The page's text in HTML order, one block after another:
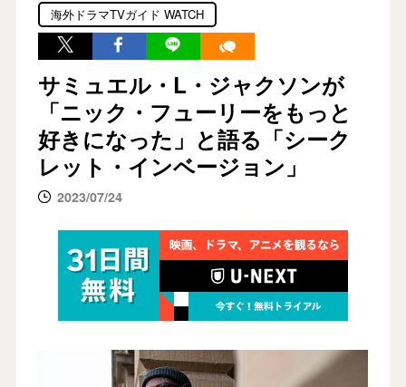
海外ドラマTVガイド WATCH
サミュエル・L・ジャクソンが
「ニック・フューリーをもっと
好きになった」と語る「シーク
レット・インベージョン」
2023/07/24